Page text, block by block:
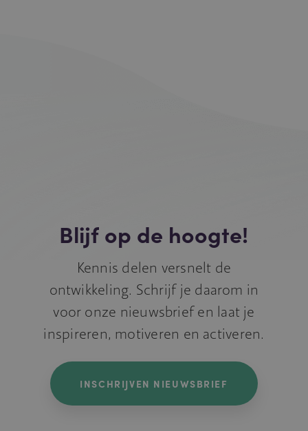
Blijf op de hoogte!
Kennis delen versnelt de
ontwikkeling. Schrijf je daarom in
voor onze nieuwsbrief en laat je
inspireren, motiveren en activeren.
INSCHRIJVEN NIEUWSBRIEF